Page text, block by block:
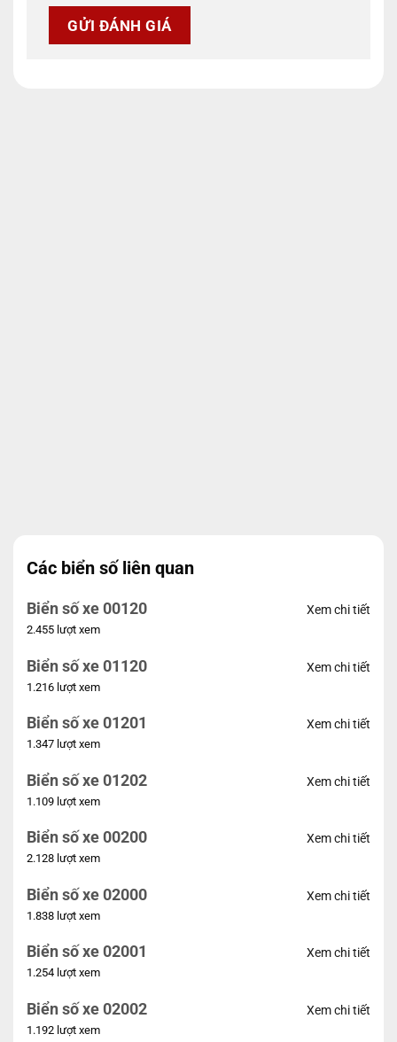
Các biển số liên quan
Biển số xe 00120
2.455 lượt xem
Xem chi tiết
Biển số xe 01120
1.216 lượt xem
Xem chi tiết
Biển số xe 01201
1.347 lượt xem
Xem chi tiết
Biển số xe 01202
1.109 lượt xem
Xem chi tiết
Biển số xe 00200
2.128 lượt xem
Xem chi tiết
Biển số xe 02000
1.838 lượt xem
Xem chi tiết
Biển số xe 02001
1.254 lượt xem
Xem chi tiết
Biển số xe 02002
1.192 lượt xem
Xem chi tiết